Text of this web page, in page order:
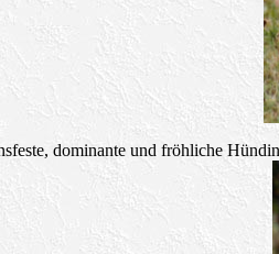
dominante und fröhliche